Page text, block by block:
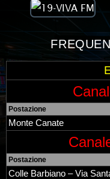
Postazione
Monte Canate
Postazione
Colle Barbiano – Via